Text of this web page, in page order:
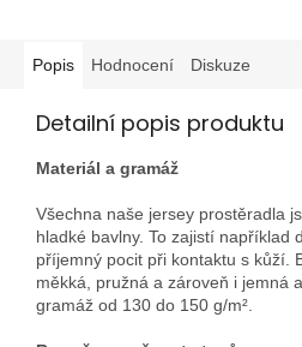
Popis Hodnocení Diskuze
Detailní popis produktu
Materiál a gramáž
Všechna naše jersey prostěradla
hladké bavlny. To zajistí například
příjemný pocit při kontaktu s kůží.
měkká, pružná a zároveň i jemná
gramáž od 130 do 150 g/m².